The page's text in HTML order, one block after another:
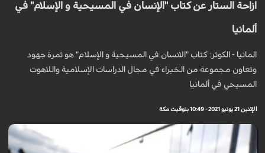
ازاحة الستار عن كتاب "الإنسان في المسيحية و الإسلام" في
ألمانيا
المانيا - الكوثر: كتاب "الانسان في المسيحية و الإسلام" هو ثمرة جهود
وتعاون مجموعة من الخبراء في مجال الدراسات الإسلامية واللاهوت
المسيحي في ألمانيا
الإثنين 21 يونيو 2021 - 10:49 بتوقيت مكة